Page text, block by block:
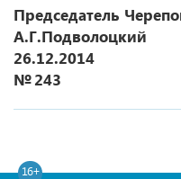
Председатель
А.Г.Подволоцкий
26.12.2014
№ 243
16+